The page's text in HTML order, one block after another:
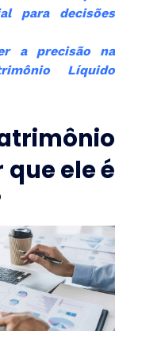
para decisões
a precisão na
Líquido
que ele é